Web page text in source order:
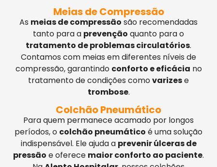
Meias de Compressão
As meias de compressão são recomendadas
tanto para a prevenção quanto para o
tratamento de problemas circulatórios.
Contamos com meias em diferentes níveis de
compressão, garantindo conforto e eficácia no
tratamento de condições comovarizese
trombose.
Colchão Pneumático
Para quem permanece acamado por longos
períodos, o colchão pneumático é uma solução
indispensável. Ele ajuda a prevenir úlceras de
pressão e oferece maior conforto ao paciente.